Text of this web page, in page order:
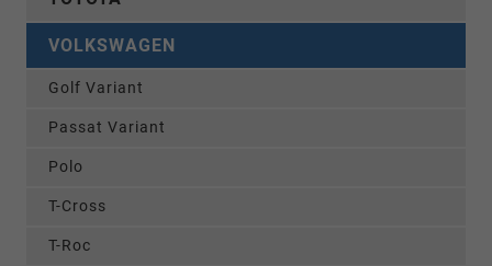
VOLKSWAGEN
Golf Variant
Passat Variant
Polo
T-Cross
T-Roc